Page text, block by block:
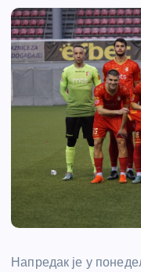
Напредак је у